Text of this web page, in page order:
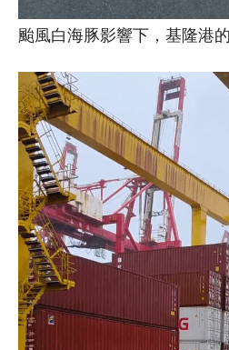
颱風白海豚影響下，基隆港